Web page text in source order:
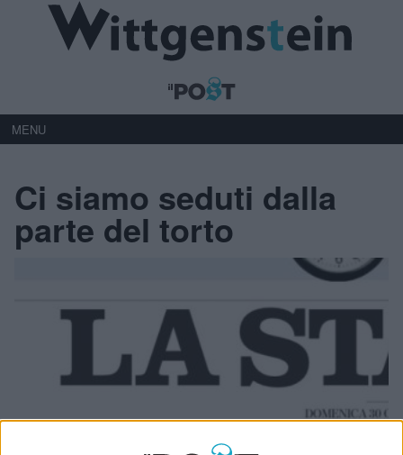
MENU
Ci siamo seduti dalla
parte del torto